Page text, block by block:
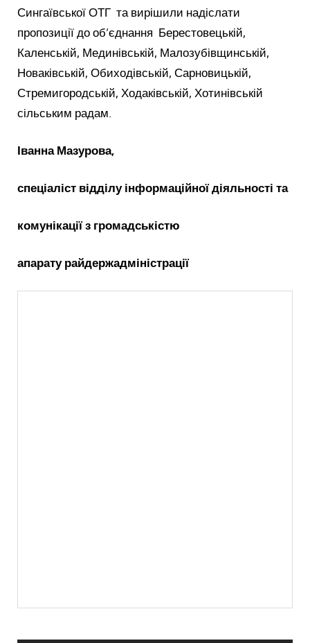
Сингаївської ОТГ та вирішили надіслати
пропозиції до об’єднання Берестовецькій,
Каленській, Мединівській, Малозубівщинській,
Новаківській, Обиходівській, Сарновицькій,
Стремигородській, Ходаківській, Хотинівській
сільським радам.
Іванна Мазурова,
спеціаліст відділу інформаційної діяльності та
комунікації з громадськістю
апарату райдержадміністрації